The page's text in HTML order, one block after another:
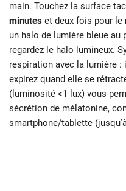
main. Touchez la surface
minutes et deux fois pour le
un halo de lumière bleue au
regardez le halo lumineux.
respiration avec la lumière :
expirez quand elle se
(luminosité <1 lux) vous
sécrétion de mélatonine,
smartphone/tablette